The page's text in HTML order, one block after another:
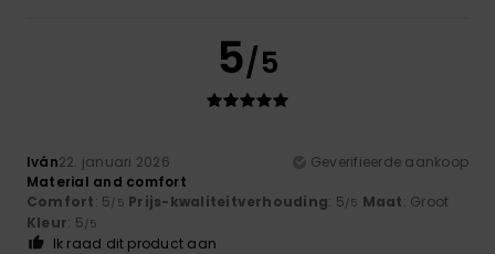
5/5
Iván22. januari 2026
Geverifieerde aankoop
Material and comfort
Comfort: 5/5 Prijs-kwaliteitverhouding: 5/5 Maat: Groot
Kleur: 5/5
Ik raad dit product aan